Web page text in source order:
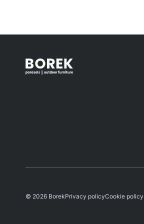
© 2026 BorekPrivacy policyCookie policy